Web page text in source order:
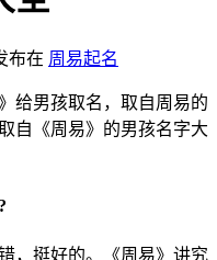
布在 周易起名
给男孩取名，取自周易的
自《周易》的男孩名字大
，挺好的。《周易》讲究